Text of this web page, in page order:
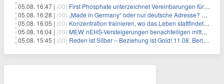
05.08. 16:47 | (00) First Phosphate unterzeichnet Vereinbarungen für nicht zu refundierende Zuwendungen in Höhe von 4,84 Mio. $ von der kanadischen Regierung für Straßeninfrastruktur und Stromübertragungsleitungen
05.08. 16:28 | (00) „Made in Germany“ oder nur deutsche Adresse? So erkennen Sie, wo Ihre Leiterplatten wirklich gefertigt werden
05.08. 16:05 | (00) Konzentration trainieren, wo das Leben stattfindet: Mobile EEG-Technologie bringt Neurofeedback in den Alltag
05.08. 16:04 | (00) MEW: nEHS-Versteigerungen benachteiligen mittelständische Unternehmen
05.08. 15:45 | (00) Reden ist Silber – Beziehung ist Gold! 11.08. Berlin – 18:30 Uhr